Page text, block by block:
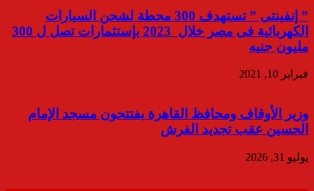
” إنفينتى ” تستهدف 300 محطة لشحن السيارات
الكهربائية فى مصر خلال 2023 بإستثمارات تصل ل 300
مليون جنيه
فبراير 10, 2021
وزير الأوقاف ومحافظ القاهرة يفتتحون مسجد الإمام
الحسين عقب تجديد الفرش
يوليو 31, 2026